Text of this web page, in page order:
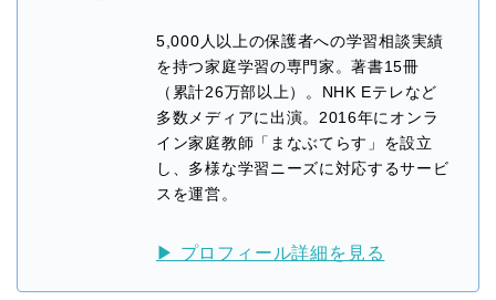
5,000人以上の保護者への学習相談実績
を持つ家庭学習の専門家。著書15冊
（累計26万部以上）。NHK Eテレなど
多数メディアに出演。2016年にオンラ
イン家庭教師「まなぶてらす」を設立
し、多様な学習ニーズに対応するサービ
スを運営。
▶ プロフィール詳細を見る